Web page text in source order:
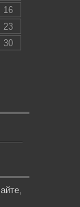
16
23
30